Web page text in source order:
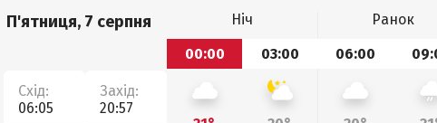
П'ятниця, 7 серпня
Схід:
06:05
Захід:
20:57
Ніч Ранок
00:00
03:00 06:00